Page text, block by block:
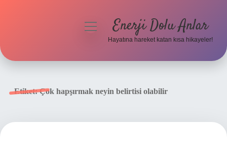
menüyüEnerji Dolu Anlar
Hayatına hareket katan kısa hikayeler!
Etiket:Çok hapşırmak neyin belirtisi olabilir